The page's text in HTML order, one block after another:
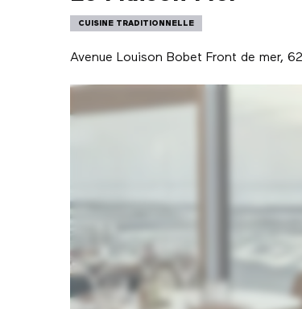
CUISINE TRADITIONNELLE
Avenue Louison Bobet Front de mer,